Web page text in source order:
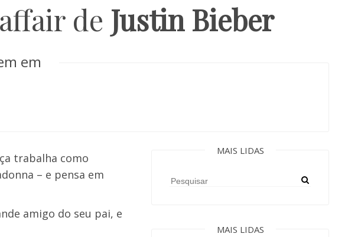
de Justin Bieber
em
trabalha como
– e pensa em
amigo do seu pai, e
MAIS LIDAS
MAIS LIDAS